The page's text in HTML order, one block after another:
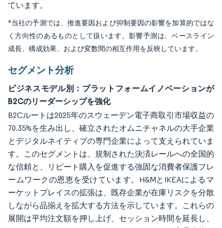
ています。
*当社の予測では、推進要因および抑制要因の影響を加算的ではな
く方向性のあるものとして扱います。影響予測は、ベースライン
成長、構成効果、および変数間の相互作用を反映しています。
セグメント分析
ビジネスモデル別：プラットフォームイノベーションが
B2Cのリーダーシップを強化
B2Cルートは2025年のスウェーデン電子商取引市場収益の
70.35%を生み出し、確立されたオムニチャネルの大手企業
とデジタルネイティブの専門企業によって支えられていま
す。このセグメントは、規制された決済レールへの全国的
な信頼と、リピート購入を促進する強固な消費者保護フレ
ームワークの恩恵を受けています。H&MとIKEAによるマ
ーケットプレイスの拡張は、既存企業が在庫リスクを分散
しながら品揃えを拡大する方法を示しています。これらの
展開は平均注文額を押し上げ、セッション時間を延長し、